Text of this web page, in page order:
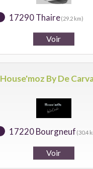
17290 Thaire(29.2 km)
House'moz By De
17220 Bourgneuf (30.4